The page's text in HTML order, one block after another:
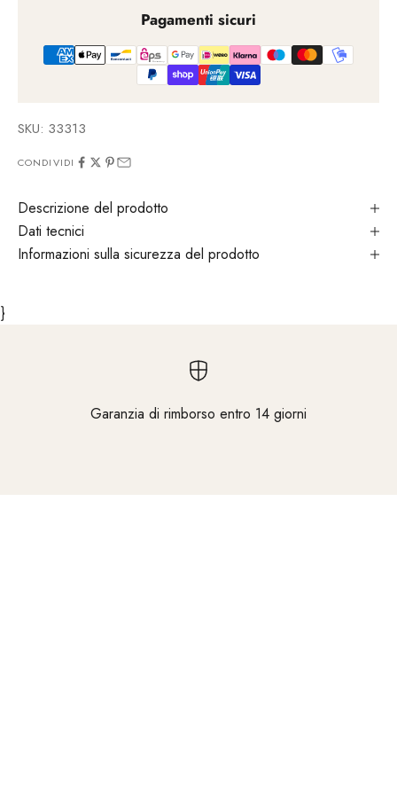
Pagamenti sicuri
SKU: 33313
CONDIVIDI
Descrizione del prodotto
Dati tecnici
Informazioni sulla sicurezza del prodotto
}
Garanzia di rimborso entro 14 giorni